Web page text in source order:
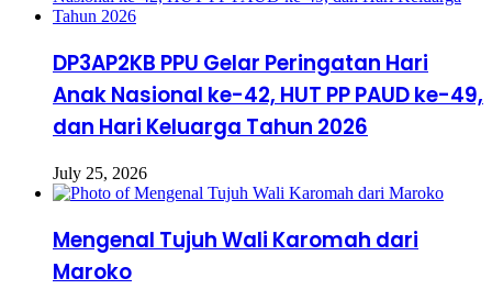
DP3AP2KB PPU Gelar Peringatan Hari
Anak Nasional ke-42, HUT PP PAUD ke-49,
dan Hari Keluarga Tahun 2026
July 25, 2026
Mengenal Tujuh Wali Karomah dari
Maroko